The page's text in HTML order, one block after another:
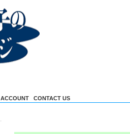
ACCOUNT CONTACT US